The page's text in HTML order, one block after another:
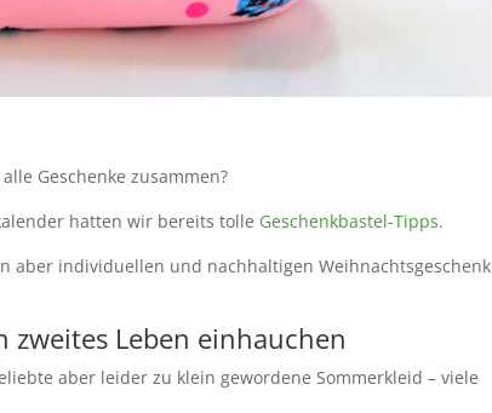
Geschenke zusammen?
hatten wir bereits tolle Geschenkbastel-Tipps.
aber individuellen und nachhaltigen Weihnachtsgeschenk
Leben einhauchen
aber leider zu klein gewordene Sommerkleid – viele